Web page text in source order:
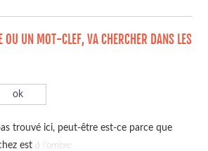
OU UN MOT-CLEF, VA CHERCHER DANS LES
trouvé ici, peut-être est-ce parce que
est à l'ombre